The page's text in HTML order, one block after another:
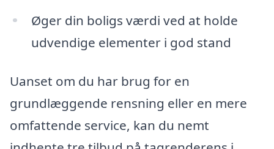
Øger din boligs værdi ved at holde
udvendige elementer i god stand
Uanset om du har brug for en
grundlæggende rensning eller en mere
omfattende service, kan du nemt